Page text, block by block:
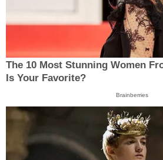
The 10 Most Stunning Women
Is Your Favorite?
Brainberries